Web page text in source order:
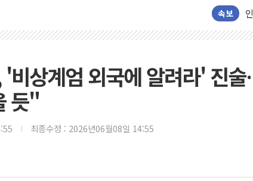
속보
[
[
비상계엄 외국에 알려라' 진
듯"
최종수정 : 2026년06월08일 14:55